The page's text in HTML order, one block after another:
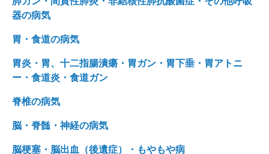
器の病気
胃・食道の病気
胃炎・胃、十二指腸潰瘍・胃ガン・胃下垂・胃アトニ
ー・食道炎・食道ガン
脊椎の病気
脳・脊髄・神経の病気
脳梗塞・脳出血（後遺症）・もやもや病